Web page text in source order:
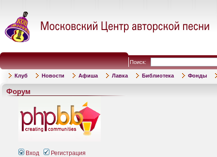
Поиск:
Клуб Новости Афиша Лавка Библиотека Фонды
Форум
Вход Регистрация